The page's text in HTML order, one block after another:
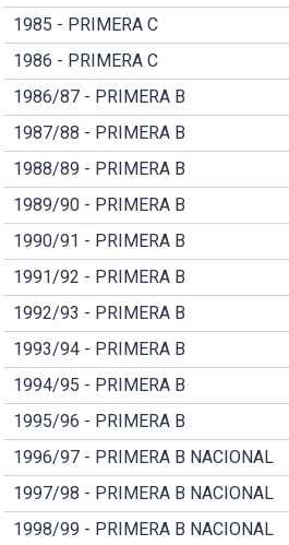
1985 - PRIMERA C
1986 - PRIMERA C
1986/87 - PRIMERA B
1987/88 - PRIMERA B
1988/89 - PRIMERA B
1989/90 - PRIMERA B
1990/91 - PRIMERA B
1991/92 - PRIMERA B
1992/93 - PRIMERA B
1993/94 - PRIMERA B
1994/95 - PRIMERA B
1995/96 - PRIMERA B
1996/97 - PRIMERA B NACIONAL
1997/98 - PRIMERA B NACIONAL
1998/99 - PRIMERA B NACIONAL